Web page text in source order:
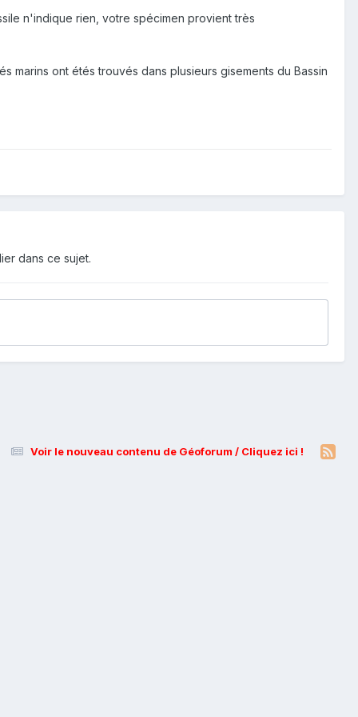
n'indique rien, votre spécimen provient très
ont étés trouvés dans plusieurs gisements du Bassin
dans ce sujet.
Voir le nouveau contenu de Géoforum / Cliquez ici !